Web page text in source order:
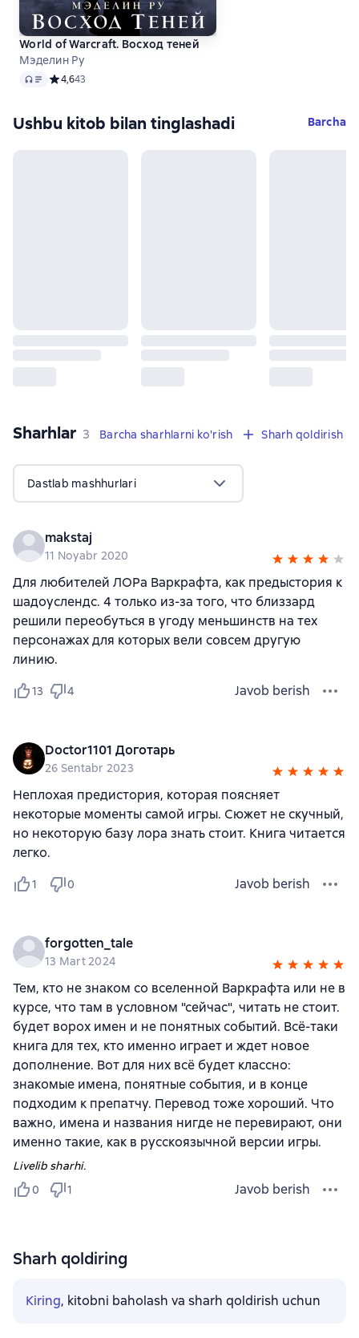
World of Warcraft. Восход теней
Мэделин Ру
Audio Средний рейтинг 4,6 на основе 43 оценок
4,643
Ushbu kitob bilan tinglashadi Barcha
Sharhlar 3 sharhlar
3 Barcha sharhlarni ko'rish Sharh qoldirish
Dastlab mashhurlari
makstaj
11 Noyabr 2020
Для любителей ЛОРа Варкрафта, как предыстория к
шадоуслендс. 4 только из-за того, что близзард
решили переобуться в угоду меньшинств на тех
персонажах для которых вели совсем другую
линию.
13 4 Javob berish
Doctor1101 Доготарь
26 Sentabr 2023
Неплохая предистория, которая поясняет
некоторые моменты самой игры. Сюжет не скучный,
но некоторую базу лора знать стоит. Книга читается
легко.
1 0 Javob berish
forgotten_tale
13 Mart 2024
Тем, кто не знаком со вселенной Варкрафта или не в
курсе, что там в условном "сейчас", читать не стоит.
будет ворох имен и не понятных событий. Всё-таки
книга для тех, кто именно играет и ждет новое
дополнение. Вот для них всё будет классно:
знакомые имена, понятные события, и в конце
подходим к препатчу. Перевод тоже хороший. Что
важно, имена и названия нигде не перевирают, они
именно такие, как в русскоязычной версии игры.
Livelib sharhi.
0
1 Javob berish
Sharh qoldiring
Kiring, kitobni baholash va sharh qoldirish uchun